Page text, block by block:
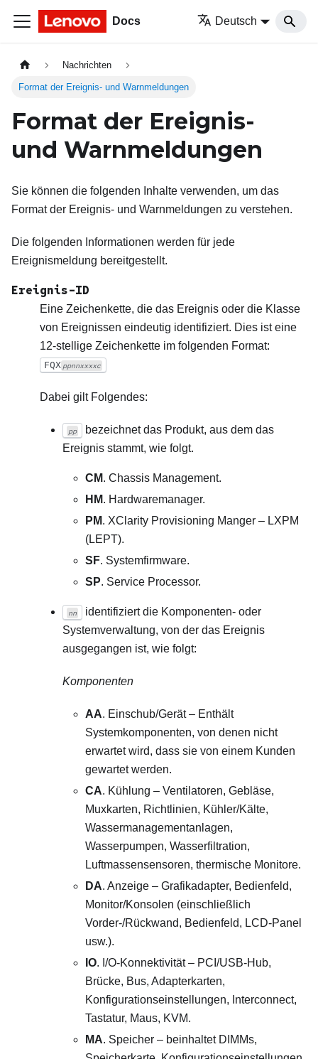
Docs Deutsch
Nachrichten
Format der Ereignis- und Warnmeldungen
Format der Ereignis-
und Warnmeldungen
Sie können die folgenden Inhalte verwenden, um das
Format der Ereignis- und Warnmeldungen zu verstehen.
Die folgenden Informationen werden für jede
Ereignismeldung bereitgestellt.
Ereignis-ID
Eine Zeichenkette, die das Ereignis oder die Klasse
von Ereignissen eindeutig identifiziert. Dies ist eine
12-stellige Zeichenkette im folgenden Format:
FQX ppnnxxxxc
Dabei gilt Folgendes:
pp
bezeichnet das Produkt, aus dem das
Ereignis stammt, wie folgt.
CM. Chassis Management.
HM. Hardwaremanager.
PM. XClarity Provisioning Manger – LXPM
(LEPT).
SF. Systemfirmware.
SP. Service Processor.
nn
identifiziert die Komponenten- oder
Systemverwaltung, von der das Ereignis
ausgegangen ist, wie folgt:
Komponenten
AA. Einschub/Gerät – Enthält
Systemkomponenten, von denen nicht
erwartet wird, dass sie von einem Kunden
gewartet werden.
CA. Kühlung – Ventilatoren, Gebläse,
Muxkarten, Richtlinien, Kühler/Kälte,
Wassermanagementanlagen,
Wasserpumpen, Wasserfiltration,
Luftmassensensoren, thermische Monitore.
DA. Anzeige – Grafikadapter, Bedienfeld,
Monitor/Konsolen (einschließlich
Vorder-/Rückwand, Bedienfeld, LCD-Panel
usw.).
IO. I/O-Konnektivität – PCI/USB-Hub,
Brücke, Bus, Adapterkarten,
Konfigurationseinstellungen, Interconnect,
Tastatur, Maus, KVM.
MA. Speicher – beinhaltet DIMMs,